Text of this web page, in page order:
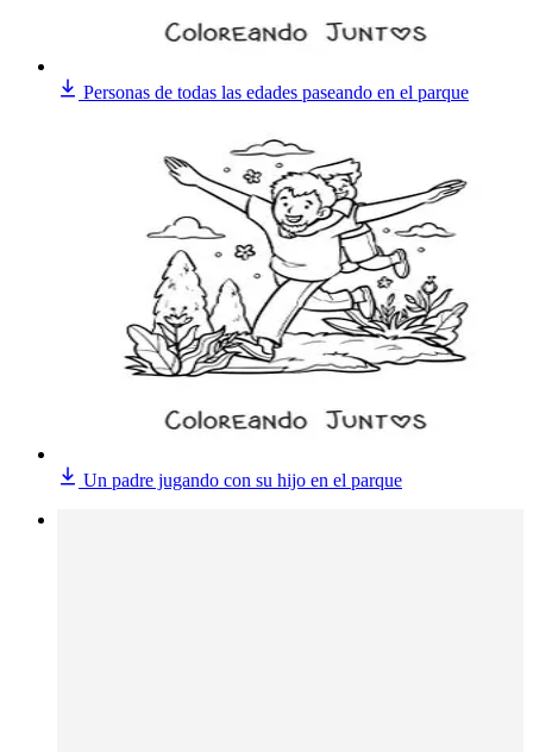
Personas de todas las edades paseando en el parque
Un padre jugando con su hijo en el parque